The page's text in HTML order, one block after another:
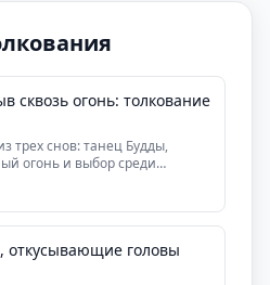
сквозь огонь: толкование
трех снов: танец Будды,
огонь и выбор среди
откусывающие головы